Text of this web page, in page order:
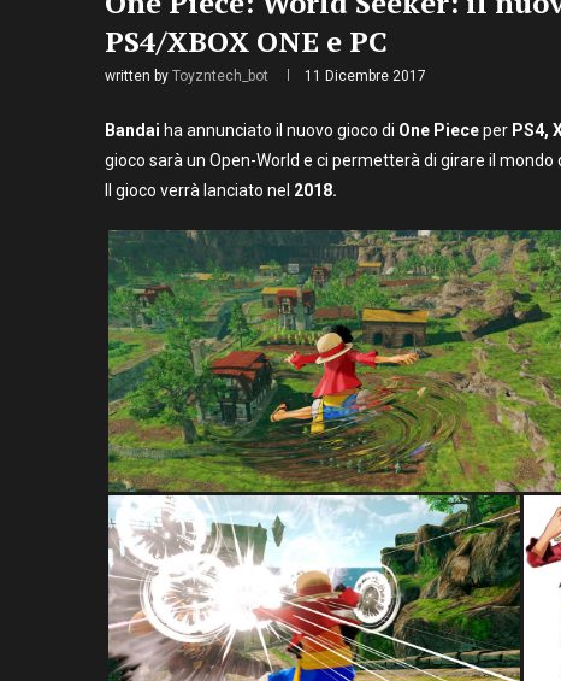
PS4/XBOX ONE e PC
written by Toyzntech_bot 11 Dicembre 2017
Bandai ha annunciato il nuovo gioco di One Pieceper PS4,
gioco sarà un Open-World e ci permetterà di girare il mondo
Il gioco verrà lanciato nel 2018.